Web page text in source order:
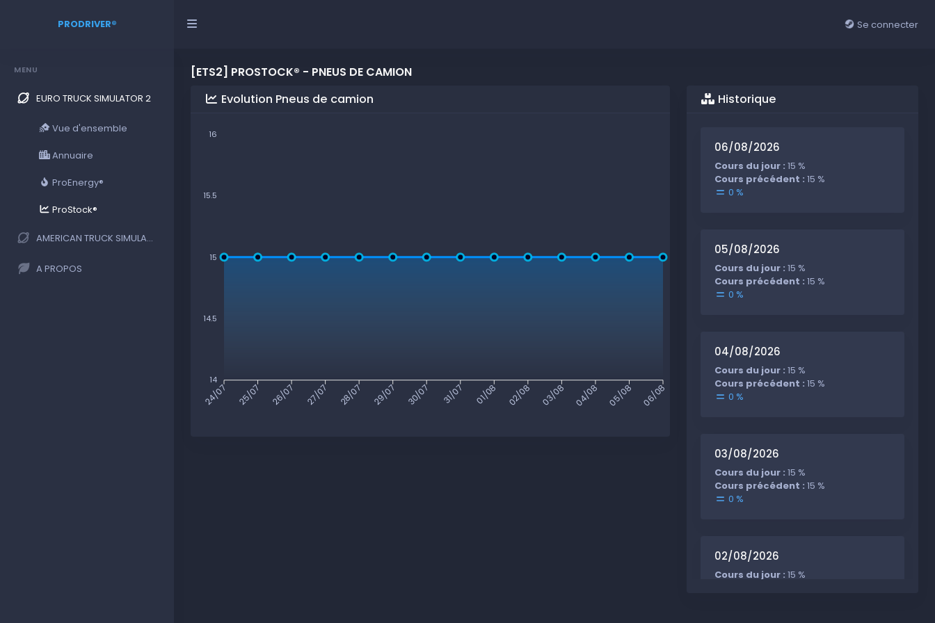
PRODRIVER® Se connecter
MENU
EURO TRUCK SIMULATOR 2
Vue d'ensemble
Annuaire
ProEnergy®
ProStock®
AMERICAN TRUCK SIMULATOR
A PROPOS
[ETS2] PROSTOCK® - PNEUS DE CAMION
Evolution Pneus de camion
16
15.5
15
14.5
14
24/07 25/07 26/07 27/07 28/07 29/07 30/07 31/07 01/08 02/08 03/08 04/08 05/08 06/08
Historique
06/08/2026
Cours du jour :15 %
Cours précédent :15 %
0 %
05/08/2026
Cours du jour :15 %
Cours précédent :15 %
0 %
04/08/2026
Cours du jour :15 %
Cours précédent :15 %
0 %
03/08/2026
Cours du jour :15 %
Cours précédent :15 %
0 %
02/08/2026
Cours du jour :15 %